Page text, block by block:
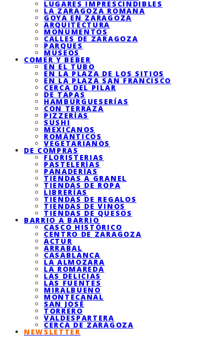
LUGARES IMPRESCINDIBLES
LA ZARAGOZA ROMANA
GOYA EN ZARAGOZA
ARQUITECTURA
MONUMENTOS
CALLES DE ZARAGOZA
PARQUES
MUSEOS
COMER Y BEBER
EN EL TUBO
EN LA PLAZA DE LOS SITIOS
EN LA PLAZA SAN FRANCISCO
CERCA DEL PILAR
DE TAPAS
HAMBURGUESERÍAS
CON TERRAZA
PIZZERÍAS
SUSHI
MEXICANOS
ROMÁNTICOS
VEGETARIANOS
DE COMPRAS
FLORISTERIAS
PASTELERÍAS
PANADERÍAS
TIENDAS A GRANEL
TIENDAS DE ROPA
LIBRERÍAS
TIENDAS DE REGALOS
TIENDAS DE VINOS
TIENDAS DE QUESOS
BARRIO A BARRIO
CASCO HISTÓRICO
CENTRO DE ZARAGOZA
ACTUR
ARRABAL
CASABLANCA
LA ALMOZARA
LA ROMAREDA
LAS DELICIAS
LAS FUENTES
MIRALBUENO
MONTECANAL
SAN JOSÉ
TORRERO
VALDESPARTERA
CERCA DE ZARAGOZA
NEWSLETTER